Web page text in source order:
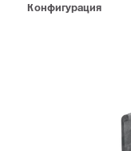
Конфигурация